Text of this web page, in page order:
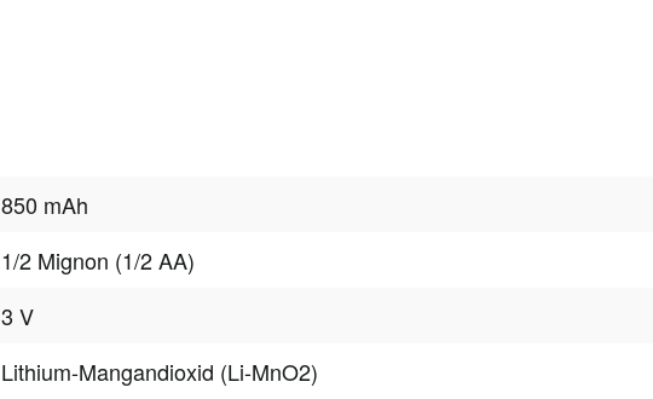
850 mAh
1/2 Mignon (1/2 AA)
3 V
Lithium-Mangandioxid (Li-MnO2)